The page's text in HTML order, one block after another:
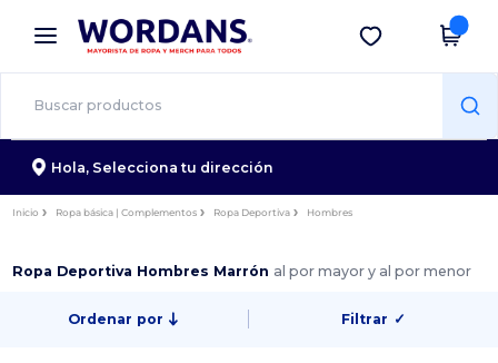
× App de Wordans
¡Mejores precios en app!
Descargar app
Hola, Selecciona tu dirección
Inicio Ropa básica | Complementos Ropa Deportiva Hombres
Ropa Deportiva Hombres Marrón al por mayor y al por menor
Ordenar por Filtrar ✓